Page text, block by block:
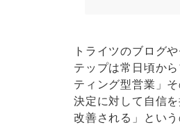
トライツのブログ
テップは常日頃か
ティング型営業」
決定に対して自信
改善される」とい